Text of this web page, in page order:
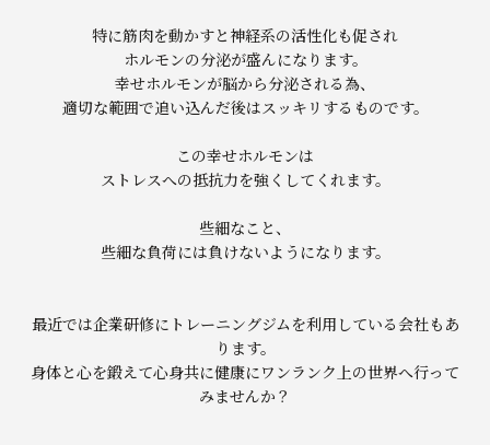
特に筋肉を動かすと神経系の活性化も促され
ホルモンの分泌が盛んになります。
幸せホルモンが脳から分泌される為、
適切な範囲で追い込んだ後はスッキリするものです。
この幸せホルモンは
ストレスへの抵抗力を強くしてくれます。
些細なこと、
些細な負荷には負けないようになります。
最近では企業研修にトレーニングジムを利用している会社もあ
ります。
身体と心を鍛えて心身共に健康にワンランク上の世界へ行って
みませんか？